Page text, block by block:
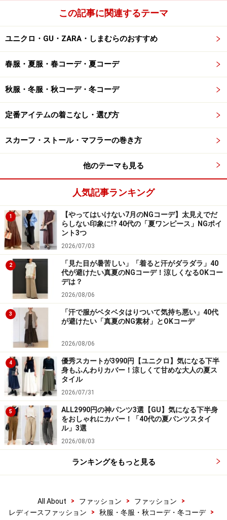
この記事に関連するテーマ
ユニクロ・GU・ZARA・しまむらのおすすめ
春服・夏服・春コーデ・夏コーデ
秋服・冬服・秋コーデ・冬コーデ
定番アイテムの着こなし・選び方
スカーフ・ストール・マフラーの巻き方
他のテーマも見る
人気記事ランキング
1
【やってはいけない7月のNGコーデ】太見えでだ
らしない印象に!? 40代の「夏ワンピース」NGポイ
ント3つ
2026/07/03
2
「見た目が暑苦しい」「着ると汗がダラダラ」40
代が避けたい真夏のNGコーデ！涼しくなるOKコー
デは？
2026/08/06
3
「汗で服がベタベタはりついて気持ち悪い」40代
が避けたい「真夏のNG素材」とOKコーデ
2026/08/06
4
優秀スカートが3990円【ユニクロ】気になる下半
身もふんわりカバー！涼しくて甘めな大人の夏ス
タイル
2026/07/31
5
ALL2990円の神パンツ3選【GU】気になる下半身
をおしゃれにカバー！「40代の夏パンツスタイ
ル」3選
2026/08/03
ランキングをもっと見る
All About > ファッション > ファッション
>
レディースファッション
> 秋服・冬服・秋コーデ・冬コーデ
>